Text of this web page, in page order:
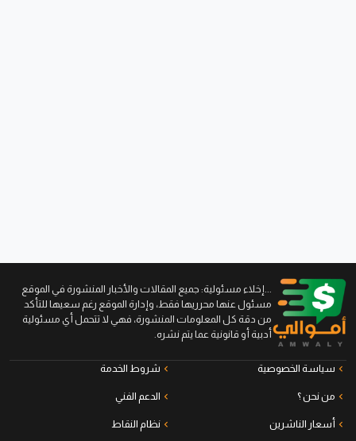
...إخلاء مسئولية: جميع المقالات والأخبار المنشورة في الموقع
مسئول عنها محرريها فقط، وإدارة الموقع رغم سعيها للتأكد
من دقة كل المعلومات المنشورة، فهي لا تتحمل أي مسئولية
أدبية أو قانونية عما يتم نشره.
سياسة الخصوصية شروط الخدمة
من نحن ؟ الدعم الفني
أسعار الناشرين نظام النقاط